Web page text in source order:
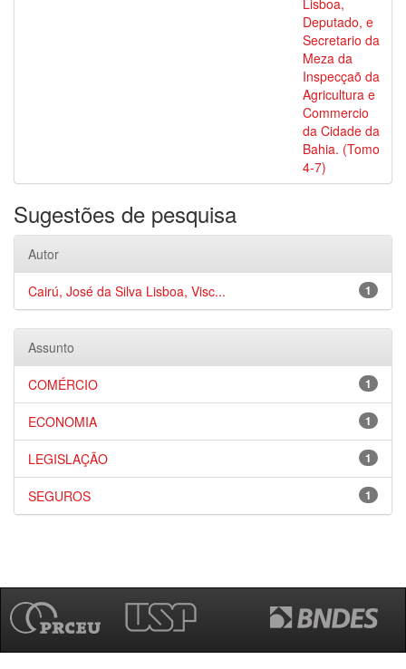
Lisboa,
Deputado, e
Secretario da
Meza da
Inspecçaõ da
Agricultura e
Commercio
da Cidade da
Bahia. (Tomo
4-7)
Sugestões de pesquisa
Autor
1
Cairú, José da Silva Lisboa, Visc...
Assunto
1
COMÉRCIO
1
ECONOMIA
1
LEGISLAÇÃO
1
SEGUROS